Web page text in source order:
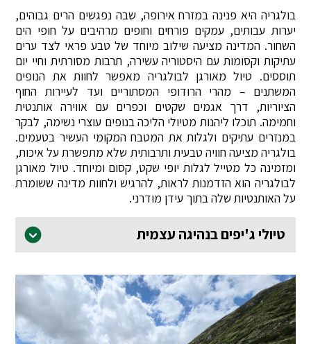
בולגריה היא פנינה במזרח אירופה, שבה נפגשים הרים גבוהים,
יערות עבותים, עמקים פורחים וחופים מרהיבים על חופי הים
השחור. המדינה מציעה שילוב מיוחד של טבע פראי לצד ערים
עתיקות וקסומות עם היסטוריה עשירה, תרבות מסורתית וחיי יום
תוססים. טיול מאורגן לבולגריה מאפשר לחוות את הנופים
המשתנים – מהרי הרודופי המסתוריים ועד לעיירות החוף
הציוריות, דרך אגמים שקטים וכפרים עם אווירה אותנטית
וחמימה. תוכלו ליהנות מטיולי הליכה בנופים עוצרי נשימה, לבקר
במנזרים עתיקים ולגלות את המטבח המקומי העשיר בטעמים.
בולגריה מציעה חוויה טבעית ותרבותית שלא מתפשרת על איכות,
ומזמינה כל מטייל לגלות יופי שקט, קסום ומיוחד. טיול מאורגן
לבולגריה הוא הזדמנות לראות, להרגיש ולחוות מדינה ששומרת
על האותנטיות שלה בתוך עידן מודרני.
טיולי ג'יפים בנהיגה עצמית